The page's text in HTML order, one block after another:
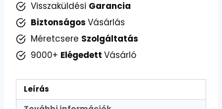
Visszaküldési Garancia
Biztonságos Vásárlás
Méretcsere Szolgáltatás
9000+ Elégedett Vásárló
Leírás